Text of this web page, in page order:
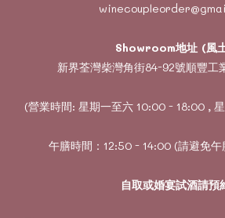
Showroom地址 (風
新界荃灣柴灣角街84-92號順豐工
(營業時間: 星期一至六 10:00 - 18:00 ,
午膳時間：12:50 - 14:00 (請避免午
自取或婚宴試酒請預